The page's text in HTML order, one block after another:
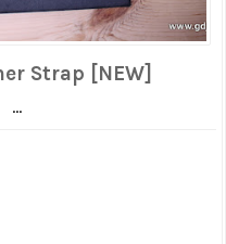
Strap [NEW]
...